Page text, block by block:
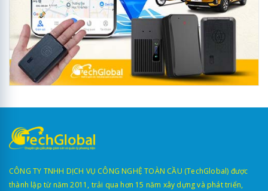
CÔNG TY TNHH DỊCH VỤ CÔNG NGHỆ TOÀN CẦU (TechGlobal) được
thành lập từ năm 2011, trải qua hơn 15 năm xây dựng và phát triển,